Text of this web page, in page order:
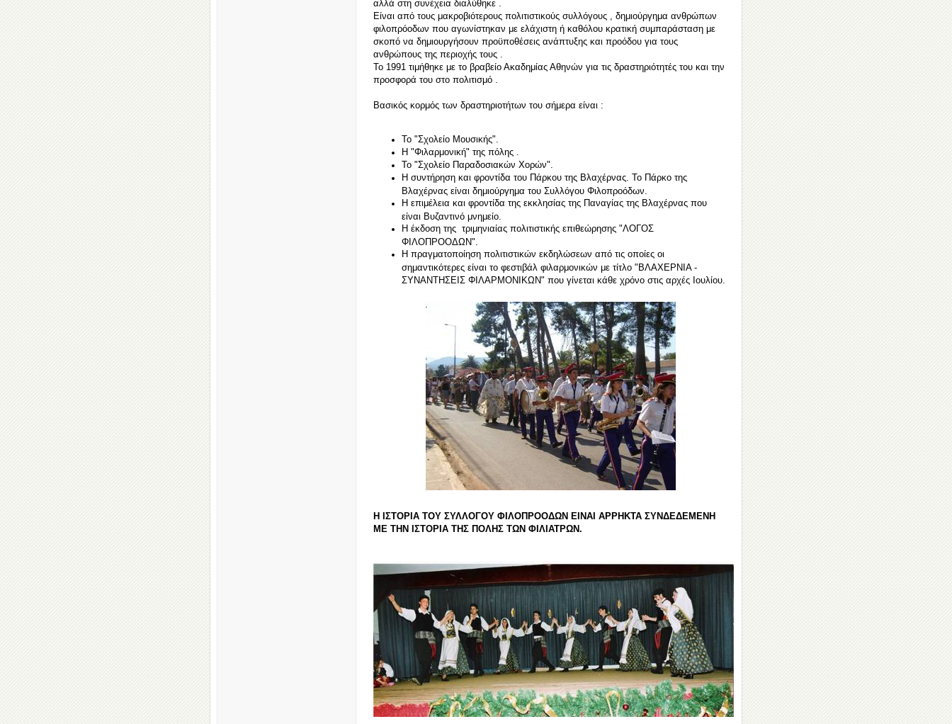
αλλά στη συνέχεια διαλύθηκε .
Είναι από τους μακροβιότερους πολιτιστικούς συλλόγους , δημιούργημα ανθρώπων
φιλοπρόοδων που αγωνίστηκαν με ελάχιστη ή καθόλου κρατική συμπαράσταση με
σκοπό να δημιουργήσουν προϋποθέσεις ανάπτυξης και προόδου για τους
ανθρώπους της περιοχής τους .
Το 1991 τιμήθηκε με το βραβείο Ακαδημίας Αθηνών για τις δραστηριότητές του και την
προσφορά του στο πολιτισμό .
Βασικός κορμός των δραστηριοτήτων του σήμερα είναι :
Το "Σχολείο Μουσικής".
Η "Φιλαρμονική" της πόλης .
Το "Σχολείο Παραδοσιακών Χορών".
Η συντήρηση και φροντίδα του Πάρκου της Βλαχέρνας. Το Πάρκο της
Βλαχέρνας είναι δημιούργημα του Συλλόγου Φιλοπροόδων.
Η επιμέλεια και φροντίδα της εκκλησίας της Παναγίας της Βλαχέρνας που
είναι Βυζαντινό μνημείο.
Η έκδοση της τριμηνιαίας πολιτιστικής επιθεώρησης "ΛΟΓΟΣ
ΦΙΛΟΠΡΟΟΔΩΝ".
Η πραγματοποίηση πολιτιστικών εκδηλώσεων από τις οποίες οι
σημαντικότερες είναι το φεστιβάλ φιλαρμονικών με τίτλο "ΒΛΑΧΕΡΝΙΑ -
ΣΥΝΑΝΤΗΣΕΙΣ ΦΙΛΑΡΜΟΝΙΚΩΝ" που γίνεται κάθε χρόνο στις αρχές Ιουλίου.
Η ΙΣΤΟΡΙΑ ΤΟΥ ΣΥΛΛΟΓΟΥ ΦΙΛΟΠΡΟΟΔΩΝ ΕΙΝΑΙ ΑΡΡΗΚΤΑ ΣΥΝΔΕΔΕΜΕΝΗ
ΜΕ ΤΗΝ ΙΣΤΟΡΙΑ ΤΗΣ ΠΟΛΗΣ ΤΩΝ ΦΙΛΙΑΤΡΩΝ.